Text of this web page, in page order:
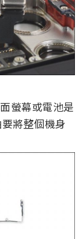
螢幕或電池是
將整個機身